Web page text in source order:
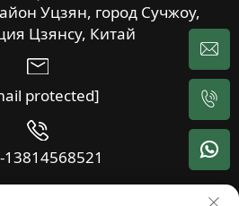
Уцзян, город Сучжоу,
Цзянсу, Китай
protected]
13814568521